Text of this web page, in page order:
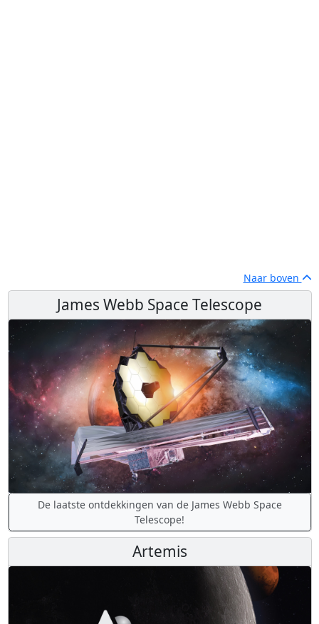
Naar boven
James Webb Space Telescope
De laatste ontdekkingen van de James Webb Space
Telescope!
Artemis